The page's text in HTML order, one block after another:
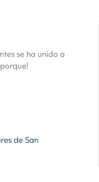
se ha unido a
de San